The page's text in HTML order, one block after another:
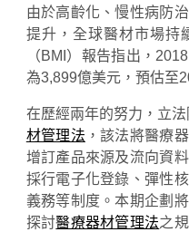
由於高齡化、慢性病防
提升，全球醫材市場持
（BMI）報告指出，
為3,899億美元，預估至
在歷經兩年的努力，立
材管理法 ，該法將醫療
增訂產品來源及流向資
採行電子化登錄、彈性
義務等制度。本期企劃
探討醫療器材管理法之